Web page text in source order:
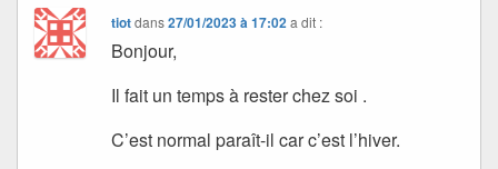
tiotdans27/01/2023 à 17:02 a dit :
Bonjour,
Il fait un temps à rester chez soi .
C’est normal paraît-il car c’est l’hiver.